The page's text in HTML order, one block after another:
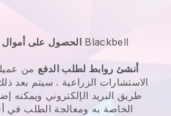
الحصول على أموال Blackbell
أنشئ روابط لطلب الدفع من
الاستشارات الزراعية . سيتم بعد
طريق البريد الإلكتروني ويمكنه
الخاصة به ومعالجة الطلب في أقل من